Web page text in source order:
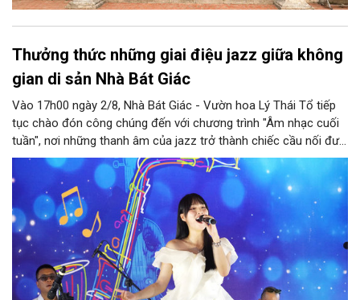
Thưởng thức những giai điệu jazz giữa không
gian di sản Nhà Bát Giác
Vào 17h00 ngày 2/8, Nhà Bát Giác - Vườn hoa Lý Thái Tổ tiếp
tục chào đón công chúng đến với chương trình "Âm nhạc cuối
tuần", nơi những thanh âm của jazz trở thành chiếc cầu nối đưa
nhiều nền văn hóa gặp gỡ trong không gian di sản giữa lòng Thủ
đô. Từ những tác phẩm kinh điển của thế giới đến những giai
điệu Việt Nam đậm chất tự sự, chương trình mở ra một hành
trình thưởng thức âm nhạc đa tầng cảm xúc, góp phần bồi đắp
diện mạo văn hóa của Hà Nội - Thành phố sáng tạo.